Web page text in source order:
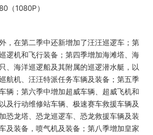
（1080P）
，在第二季中还新增加了汪汪巡逻车；第
逻机和飞行装备；第四季增加海滩塔、海
、海洋巡逻船及其附属的巡逻潜水艇，以
航机、汪汪特派任务车辆及装备；第五季
辆；第六季中增加超威车辆、超威飞机和
及行动维修站车辆、极速赛车救援车辆及
恐龙塔、恐龙巡逻车、恐龙救援车辆及装
及装备，喷气机及装备；第八季增加皇家